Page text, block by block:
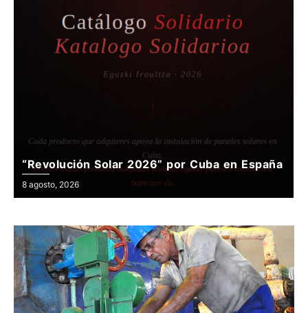
“Revolución Solar 2026” por Cuba en España
Posted
on
8 agosto, 2026